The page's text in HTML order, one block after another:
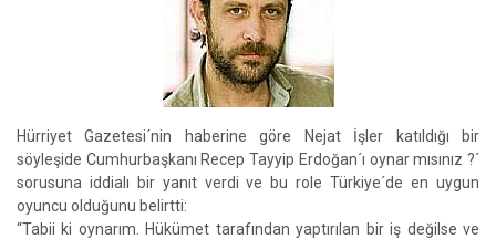
Hürriyet Gazetesi´nin haberine göre Nejat İşler katıldığı bir
söyleşide Cumhurbaşkanı Recep Tayyip Erdoğan´ı oynar mısınız ?´
sorusuna iddialı bir yanıt verdi ve bu role Türkiye´de en uygun
oyuncu olduğunu belirtti:
“Tabii ki oynarım. Hükümet tarafından yaptırılan bir iş değilse ve